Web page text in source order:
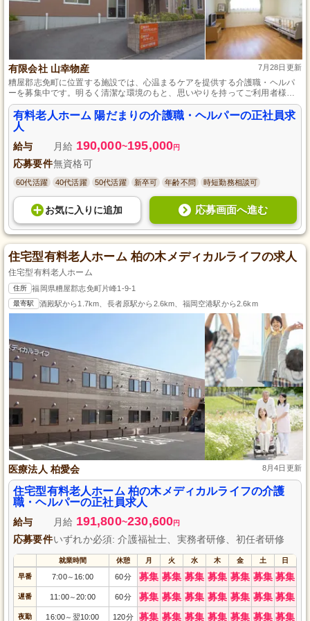
有限会社 山幸物産 7月28日更新
糟屋郡志免町に位置する施設では、心温まるケアを提供する介護職・ヘルパ
ーを募集中です。明るく清潔な環境のもと、思いやりを持ってご利用者様に
寄り添うことができます。24時間体制での医療連携があり、緊急時も安心し
て対応可能。未経験者やブランクがある方でも、丁寧な研修でサポートがあ
りますから、安心してスタートできます。福岡空港駅から車で10分とアクセ
スも良好です。
有料老人ホーム 陽だまりの介護職・ヘルパーの正社員求
人
給与 月給 190,000~195,000円
応募要件無資格可
60代活躍 40代活躍 50代活躍 新卒可 年齢不問 時短勤務相談可
お気に入り に追加 応募画面へ進む
住宅型有料老人ホーム 柏の木メディカルライフの求人
住宅型有料老人ホーム
住所 福岡県糟屋郡志免町片峰1-9-1
最寄駅 酒殿駅から1.7km、長者原駅から2.6km、福岡空港駅から2.6km
医療法人 柏愛会 8月4日更新
住宅型有料老人ホーム 柏の木メディカルライフの介護
職・ヘルパーの正社員求人
給与 月給 191,800~230,600円
応募要件いずれか必須: 介護福祉士、実務者研修、初任者研修
就業時間 休憩 月 火 水 木 金 土 日
早番 7:00～ 16:00 60分 募集 募集 募集 募集 募集 募集 募集
遅番 11:00～20:00 60分 募集 募集 募集 募集 募集 募集 募集
夜勤 16:00～ 翌10:00 120分 募集 募集 募集 募集 募集 募集 募集